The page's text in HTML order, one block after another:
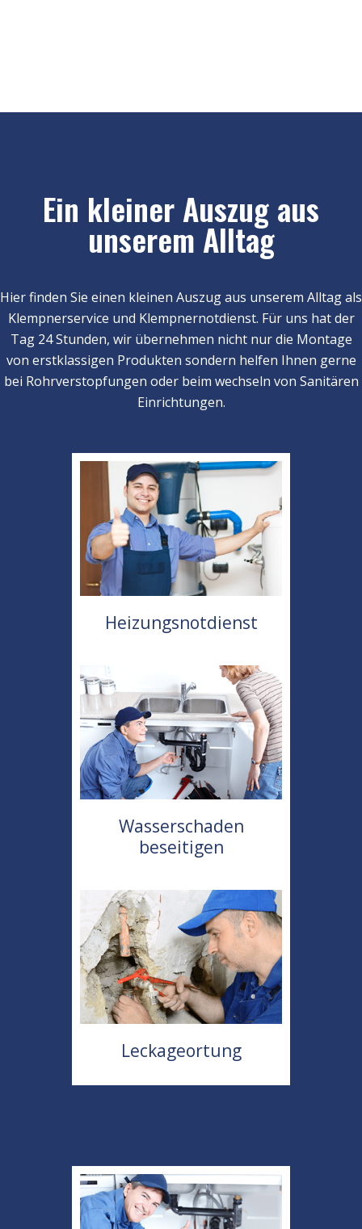
Ein kleiner Auszug aus
unserem Alltag
Hier finden Sie einen kleinen Auszug aus unserem Alltag als
Klempnerservice und Klempnernotdienst. Für uns hat der
Tag 24 Stunden, wir übernehmen nicht nur die Montage
von erstklassigen Produkten sondern helfen Ihnen gerne
bei Rohrverstopfungen oder beim wechseln von Sanitären
Einrichtungen.
Heizungsnotdienst
Wasserschaden
beseitigen
Leckageortung